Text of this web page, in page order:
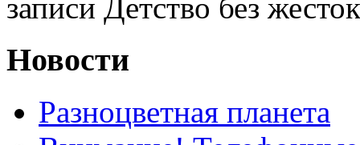
записи Детство без
Новости
Разноцветная планета